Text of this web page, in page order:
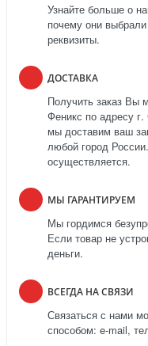
Узнайте больше о
почему они
реквизиты.
ДОСТАВКА
Получить заказ Вы
Феникс по адресу
мы доставим ваш
любой город
осуществляется.
МЫ ГАРАНТИРУЕМ
Мы гордимся
Если товар не
деньги.
ВСЕГДА НА СВЯЗИ
Связаться с нами
способом: e-mail,